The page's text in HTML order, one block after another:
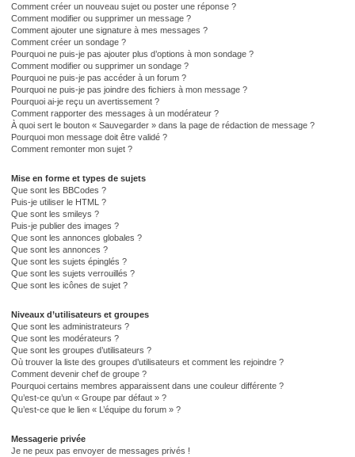
Comment créer un nouveau sujet ou poster une réponse ?
Comment modifier ou supprimer un message ?
Comment ajouter une signature à mes messages ?
Comment créer un sondage ?
Pourquoi ne puis-je pas ajouter plus d’options à mon sondage ?
Comment modifier ou supprimer un sondage ?
Pourquoi ne puis-je pas accéder à un forum ?
Pourquoi ne puis-je pas joindre des fichiers à mon message ?
Pourquoi ai-je reçu un avertissement ?
Comment rapporter des messages à un modérateur ?
À quoi sert le bouton « Sauvegarder » dans la page de rédaction de message ?
Pourquoi mon message doit être validé ?
Comment remonter mon sujet ?
Mise en forme et types de sujets
Que sont les BBCodes ?
Puis-je utiliser le HTML ?
Que sont les smileys ?
Puis-je publier des images ?
Que sont les annonces globales ?
Que sont les annonces ?
Que sont les sujets épinglés ?
Que sont les sujets verrouillés ?
Que sont les icônes de sujet ?
Niveaux d’utilisateurs et groupes
Que sont les administrateurs ?
Que sont les modérateurs ?
Que sont les groupes d’utilisateurs ?
Où trouver la liste des groupes d’utilisateurs et comment les rejoindre ?
Comment devenir chef de groupe ?
Pourquoi certains membres apparaissent dans une couleur différente ?
Qu’est-ce qu’un « Groupe par défaut » ?
Qu’est-ce que le lien « L’équipe du forum » ?
Messagerie privée
Je ne peux pas envoyer de messages privés !